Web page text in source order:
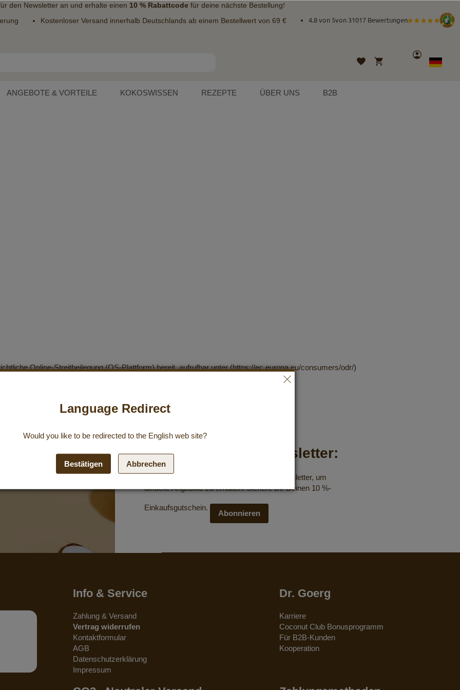
den Newsletteran und erhalte einen 10 % Rabattcodefür deine nächste Bestellung!
Kostenloser Versand innerhalb Deutschlands ab einem Bestellwert von 69 € 4.8 von 5von 31017 Bewertungen
Wunschliste
Mein Warenkorb
Konto
Sprache
German
ANGEBOTE & VORTEILE KOKOSWISSEN REZEPTE ÜBER UNS B2B
Online-Streitbeilegung (OS-Plattform) bereit, aufrufbar unter(https://ec.europa.eu/consumers/odr/)
teilzunehmen.
Anmeldung zum Newsletter:
Abonniere unseren kostenlosen E-Mail-Newsletter, um
aktuelle Angebote zu erhalten. Sichere Dir Deinen 10 %-
Einkaufsgutschein.
Abonnieren
Info & Service
Zahlung & Versand
Vertrag widerrufen
Kontaktformular
AGB
Datenschutzerklärung
Impressum
Dr. Goerg
Karriere
Coconut Club Bonusprogramm
Für B2B-Kunden
Kooperation
Language Redirect
Would you like to be redirected to the English web site?
Bestätigen Abbrechen